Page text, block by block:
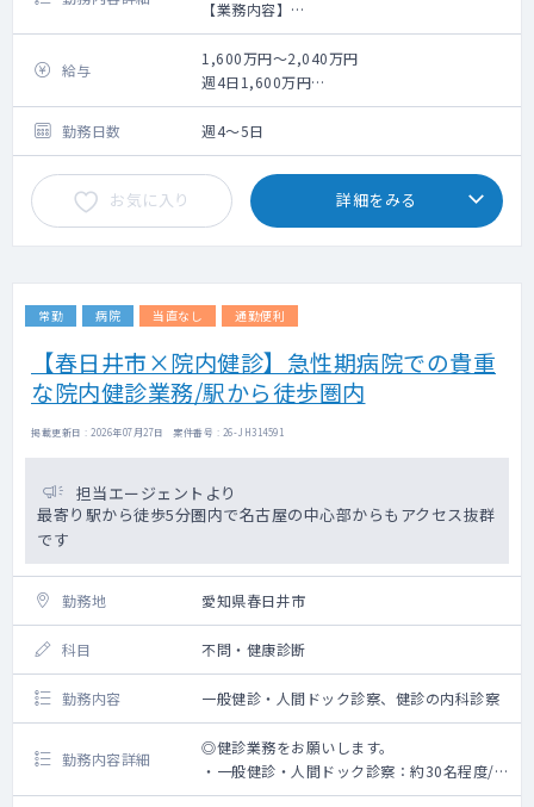
【業務内容】
痩身医療の問診
給与
1,600万円～2,040万円
週4日1,600万円
週5日2,040万円
※いずれも管理医師手当を含む
勤務日数 週4～5日
お気に入り 詳細をみる
常勤 病院 当直なし 通勤便利
【春日井市×院内健診】急性期病院での貴重
な院内健診業務/駅から徒歩圏内
掲載更新日 : 2026年07月27日 案件番号 : 26-JH314591
担当エージェントより
最寄り駅から徒歩5分圏内で名古屋の中心部からもアクセス抜群
です
勤務地 愛知県春日井市
科目 不問・健康診断
勤務内容 一般健診・人間ドック診察、健診の内科診察
勤務内容詳細
◎健診業務をお願いします。
・一般健診・人間ドック診察：約30名程度/
コマ